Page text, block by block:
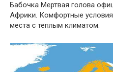
Бабочка Мертвая голова
Африки. Комфортные
места с теплым климатом.